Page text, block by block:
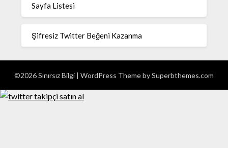
Sayfa Listesi
Şifresiz Twitter Beğeni Kazanma
©2026 Sınırsız Bilgi | WordPress Theme bySuperbthemes.com